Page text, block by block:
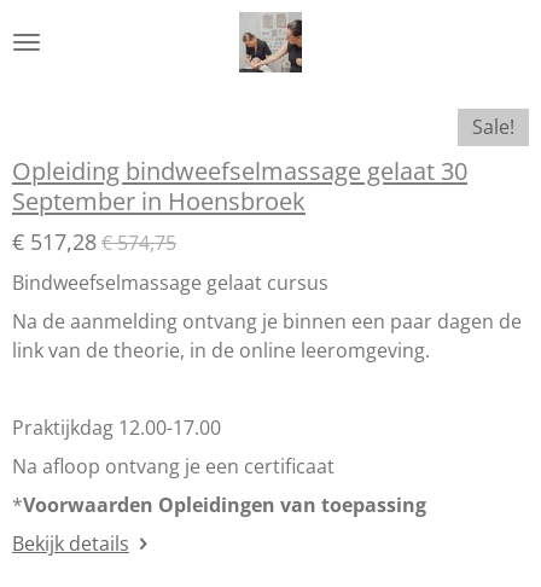
direct
Sale!
Opleiding bindweefselmassage gelaat 30
September in Hoensbroek
€ 517,28€ 574,75
Bindweefselmassage gelaat cursus
Na de aanmelding ontvang je binnen een paar dagen de
link van de theorie, in de online leeromgeving.
Praktijkdag 12.00-17.00
Na afloop ontvang je een certificaat
*Voorwaarden Opleidingen van toepassing
Bekijk details